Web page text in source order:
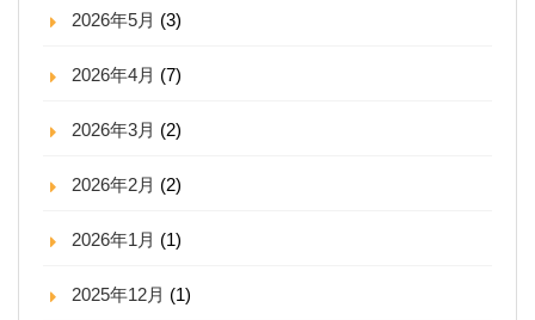
2026年5月 (3)
2026年4月 (7)
2026年3月 (2)
2026年2月 (2)
2026年1月 (1)
2025年12月 (1)